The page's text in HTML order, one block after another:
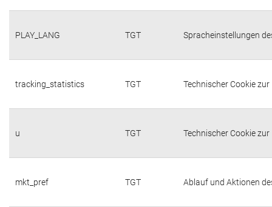
PLAY_LANG TGT Spracheinstellungen
tracking_statistics TGT Technischer Cookie
u TGT Technischer Cookie
mkt_pref TGT Ablauf und Aktionen